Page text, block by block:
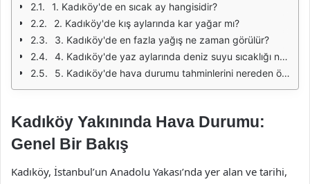
1. Kadıköy'de en sıcak ay hangisidir?
2. Kadıköy'de kış aylarında kar yağar mı?
3. Kadıköy'de en fazla yağış ne zaman görülür?
4. Kadıköy'de yaz aylarında deniz suyu sıcaklığı ne kadar olur?
5. Kadıköy'de hava durumu tahminlerini nereden öğrenebilirim?
Kadıköy Yakınında Hava Durumu:
Genel Bir Bakış
Kadıköy, İstanbul’un Anadolu Yakası’nda yer alan ve tarihi,